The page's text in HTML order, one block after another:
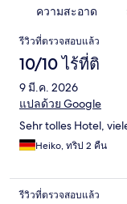
ความสะอาด
รีวิว
รีวิวที่ตรวจสอบแล้ว
10/10 ไร้ที่ติ
9 มี.ค. 2026
แปลด้วย Google
Sehr tolles Hotel,
Heiko, ทริป 2 คืน
รีวิวที่ตรวจสอบแล้ว